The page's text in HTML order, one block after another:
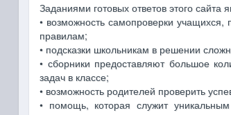
Заданиями готовых ответов этого сайта
• возможность самопроверки учащихся,
правилам;
• подсказки школьникам в решении
• сборники предоставляют большое
задач в классе;
• возможность родителей проверить
• помощь, которая служит